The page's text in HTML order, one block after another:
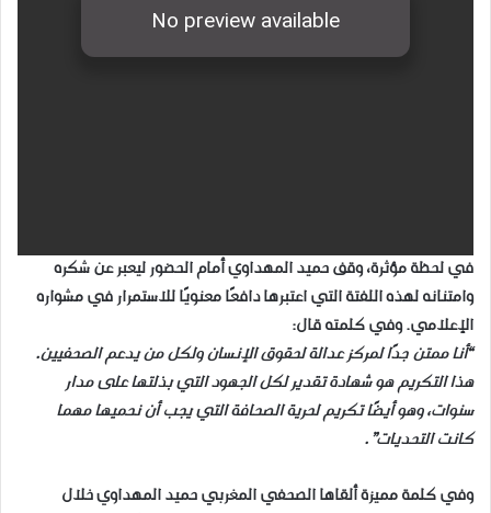
في لحظة مؤثرة، وقف حميد المهداوي أمام الحضور ليعبر عن شكره
وامتنانه لهذه اللفتة التي اعتبرها دافعًا معنويًا للاستمرار في مشواره
الإعلامي. وفي كلمته قال:
“أنا ممتن جدًا لمركز عدالة لحقوق الإنسان ولكل من يدعم الصحفيين.
هذا التكريم هو شهادة تقدير لكل الجهود التي بذلتها على مدار
سنوات، وهو أيضًا تكريم لحرية الصحافة التي يجب أن نحميها مهما
كانت التحديات.”
وفي كلمة مميزة ألقاها الصحفي المغربي حميد المهداوي خلال